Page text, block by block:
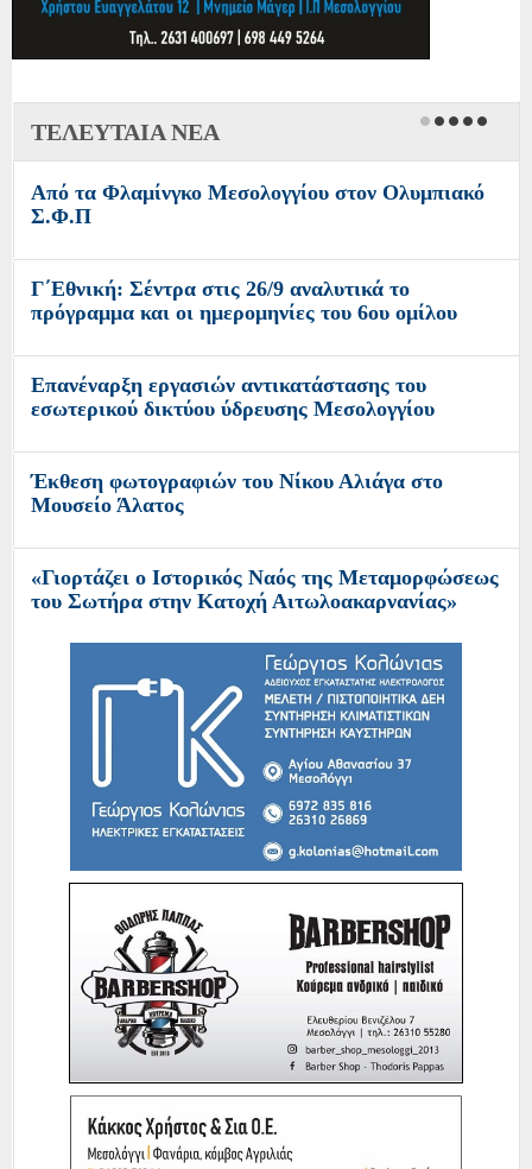
ΤΕΛΕΥΤΑΙΑ ΝΕΑ
Από τα Φλαμίνγκο Μεσολογγίου στον Ολυμπιακό
Σ.Φ.Π
Γ΄Εθνική: Σέντρα στις 26/9 αναλυτικά το
πρόγραμμα και οι ημερομηνίες του 6ου ομίλου
Επανέναρξη εργασιών αντικατάστασης του
εσωτερικού δικτύου ύδρευσης Μεσολογγίου
Έκθεση φωτογραφιών του Νίκου Αλιάγα στο
Μουσείο Άλατος
«Γιορτάζει ο Ιστορικός Ναός της Μεταμορφώσεως
του Σωτήρα στην Κατοχή Αιτωλοακαρνανίας»